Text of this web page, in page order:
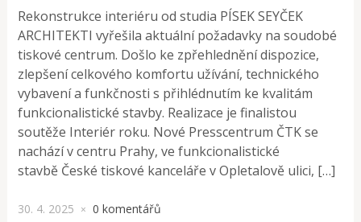
Rekonstrukce interiéru od studia PÍSEK SEYČEK
ARCHITEKTI vyřešila aktuální požadavky na soudobé
tiskové centrum. Došlo ke zpřehlednění dispozice,
zlepšení celkového komfortu užívání, technického
vybavení a funkčnosti s přihlédnutím ke kvalitám
funkcionalistické stavby. Realizace je finalistou
soutěže Interiér roku. Nové Presscentrum ČTK se
nachází v centru Prahy, ve funkcionalistické
stavbě České tiskové kanceláře v Opletalově ulici, […]
30. 4. 2025 × 0 komentářů